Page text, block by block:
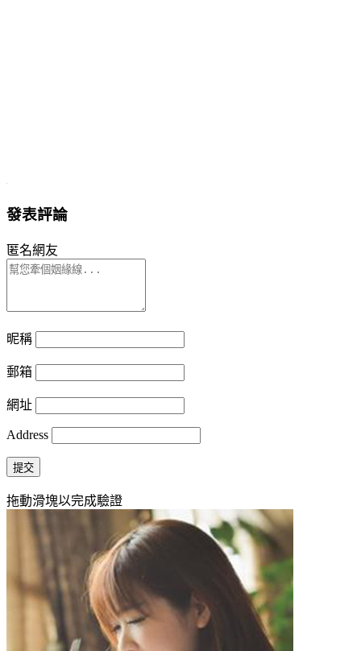
發表評論
匿名網友
昵稱
郵箱
網址
Address
提交
拖動滑塊以完成驗證